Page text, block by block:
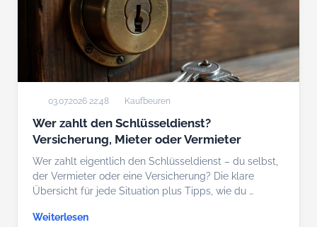
03.07.2026 22:48 Kaufbeuren
Wer zahlt den Schlüsseldienst?
Versicherung, Mieter oder Vermieter
Wer zahlt eigentlich den Schlüsseldienst – du selbst,
der Vermieter oder eine Versicherung? Die klare
Übersicht für jede Situation plus Tipps, wie du …
Weiterlesen